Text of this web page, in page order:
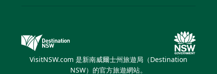
新南威爾士州旅遊局（Destination NSW）媒體中
VisitNSW.com 是新南威爾士州旅遊局（Destination
NSW）的官方旅遊網站。